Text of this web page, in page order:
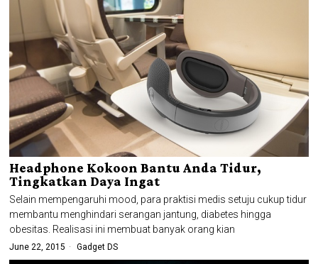
Headphone Kokoon Bantu Anda Tidur,
Tingkatkan Daya Ingat
Selain mempengaruhi mood, para praktisi medis setuju cukup tidur
membantu menghindari serangan jantung, diabetes hingga
obesitas. Realisasi ini membuat banyak orang kian
June 22, 2015 Gadget DS